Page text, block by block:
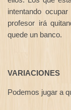
intentando
profesor irá
quede un banco.
VARIACIONES
Podemos jugar a